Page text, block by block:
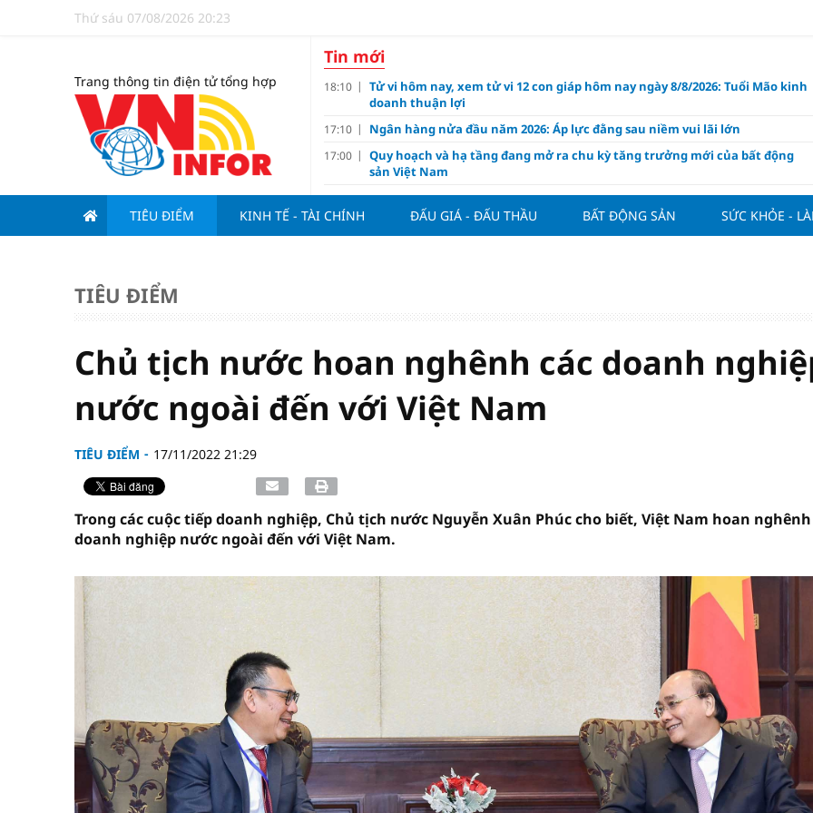
Thứ sáu 07/08/2026 20:23
Trang thông tin điện tử tổng hợp
Tin mới
18:10
Tử vi hôm nay, xem tử vi 12 con giáp hôm nay ngày 8/8/2026: Tuổi Mão kinh
doanh thuận lợi
17:10 Ngân hàng nửa đầu năm 2026: Áp lực đằng sau niềm vui lãi lớn
17:00
Quy hoạch và hạ tầng đang mở ra chu kỳ tăng trưởng mới của bất động
sản Việt Nam
15:13
Đề xuất giảm 30% thuế cho hộ, cá nhân kinh doanh, doanh nghiệp thu
dưới 10 tỷ đồng
15:10 Giá vàng hôm nay 7/8: Thị trường lặng sóng
11:02
Thương vụ Rodri mở đường cho Man Utd sở hữu tiền vệ báu vật của
11:00 Ba thách thức đối với tham vọng công nghệ của Đông Nam Á
triệu đồng/m2
TIÊU ĐIỂM KINH TẾ - TÀI CHÍNH ĐẤU GIÁ - ĐẤU THẦU BẤT ĐỘNG SẢN SỨC KHỎE -
TIÊU ĐIỂM
Chủ tịch nước hoan nghênh các doanh
nước ngoài đến với Việt Nam
TIÊU ĐIỂM 17/11/2022 21:29
Trong các cuộc tiếp doanh nghiệp, Chủ tịch nước Nguyễn Xuân Phúc cho biết, Việt Nam hoan nghênh
doanh nghiệp nước ngoài đến với Việt Nam.